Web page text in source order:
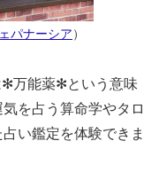
パナーシア）
✻万能薬✻という意味
を占う算命学やタロ
い鑑定を体験できま